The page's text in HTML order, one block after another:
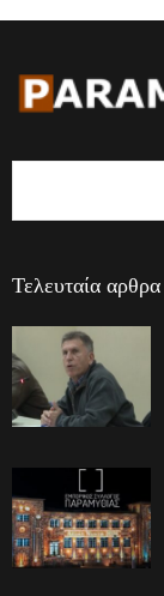
Τελευταία αρθρα